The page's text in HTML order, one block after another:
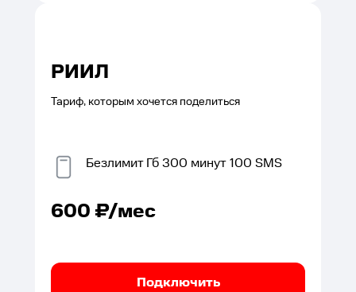
РИИЛ
Тариф, которым хочется поделиться
БезлимитГб300 минут100 SMS
600₽/мес
Подключить